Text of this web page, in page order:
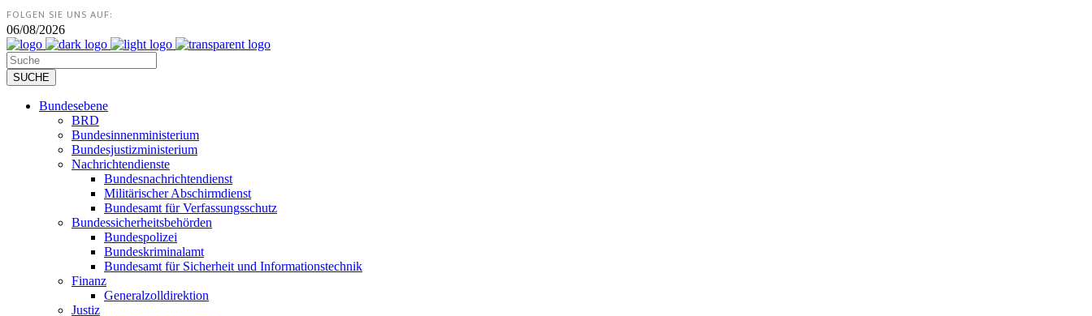
FOLGEN SIE UNS AUF:
06/08/2026
Bundesebene
BRD
Bundesinnenministerium
Bundesjustizministerium
Nachrichtendienste
Bundesnachrichtendienst
Militärischer Abschirmdienst
Bundesamt für Verfassungsschutz
Bundessicherheitsbehörden
Bundespolizei
Bundeskriminalamt
Bundesamt für Sicherheit und Informationstechnik
Finanz
Generalzolldirektion
Justiz